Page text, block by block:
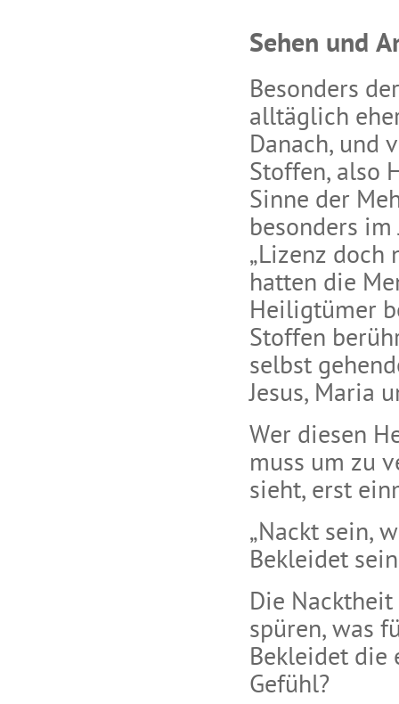
Sehen und
Besonders
alltäglich
Danach, und
Stoffen, also
Sinne der
besonders
„Lizenz doch
hatten die
Heiligtümer
Stoffen
selbst
Jesus, Maria
Wer diesen
muss um zu
sieht, erst
„Nackt sein,
Bekleidet
Die
spüren, was
Bekleidet die
Gefühl?